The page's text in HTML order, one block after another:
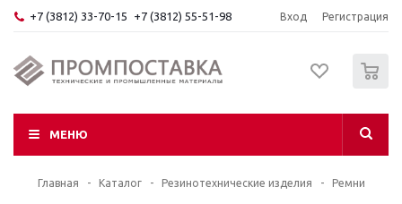
+7 (3812) 33-70-15 +7 (3812) 55-51-98 Вход Регистрация
МЕНЮ
Главная - Каталог - Резинотехнические изделия - Ремни